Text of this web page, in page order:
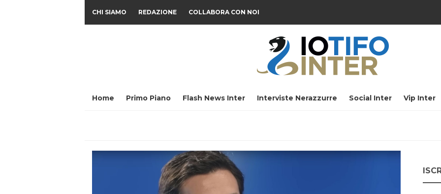
CHI SIAMO REDAZIONE COLLABORA CON NOI
Home Primo Piano Flash News Inter Interviste Nerazzurre Social Inter Vip Inter